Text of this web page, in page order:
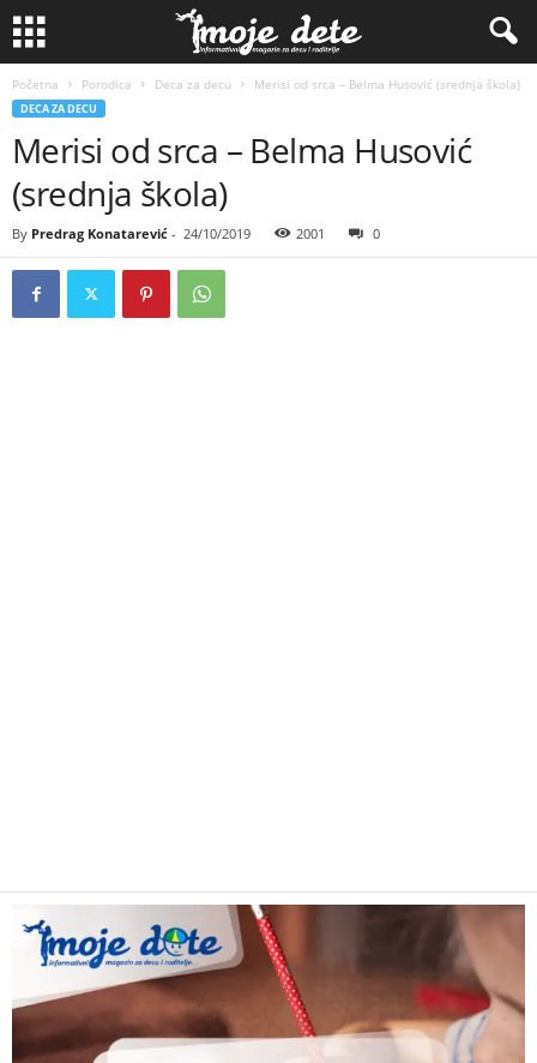
Početna Porodica Deca za decu Merisi od srca – Belma Husović (srednja škola)
DECA ZA DECU
Merisi od srca – Belma Husović
(srednja škola)
By Predrag Konatarević - 24/10/2019 2001 0